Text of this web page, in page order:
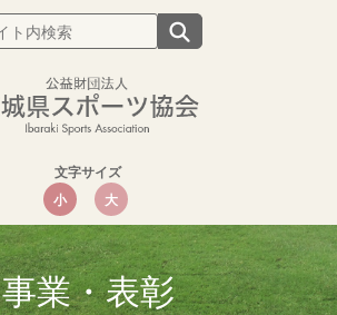
文字サイズ
小
大
事業・表彰